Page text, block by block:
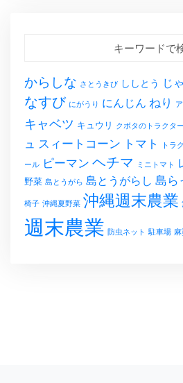
キーワードで
からしな さとうきび ししとう じ
なすび にがうり にんじん ねり
キャベツ キュウリ クボタのトラクター
ュ
スィートコーン トマト トラ
ール ピーマン ヘチマ ミニトマト
野菜 島とうがら 島とうがらし 島ら
椅子 沖縄夏野菜 沖縄週末農業
週末農業 防虫ネット 駐車場